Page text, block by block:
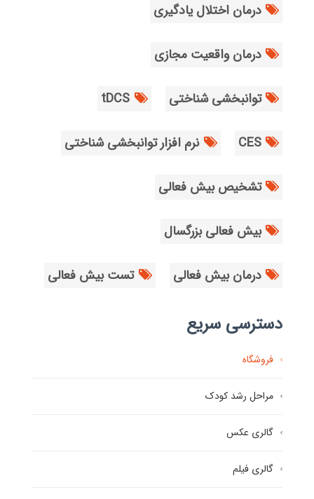
درمان اختلال یادگیری
درمان واقعیت مجازی
توانبخشی شناختی tDCS
CES نرم افزار توانبخشی شناختی
تشخیص بیش فعالی
بیش فعالی بزرگسال
درمان بیش فعالی تست بیش فعالی
دسترسی سریع
فروشگاه
مراحل رشد کودک
گالری عکس
گالری فیلم